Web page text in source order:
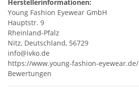
Herstellerinformationen:
Young Fashion Eyewear GmbH
Hauptstr. 9
Rheinland-Pfalz
Nitz, Deutschland, 56729
info@ivko.de
https://www.young-fashion-eyewear.de/
Bewertungen